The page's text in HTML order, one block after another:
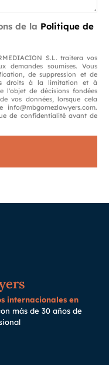
de la Politique de
S.L. traitera vos
demandes soumises. Vous
de suppression et de
droits à la limitation et à
l'objet de décisions fondées
vos données, lorsque cela
de confidentialité avant de
internacionales en
más de 30 años de